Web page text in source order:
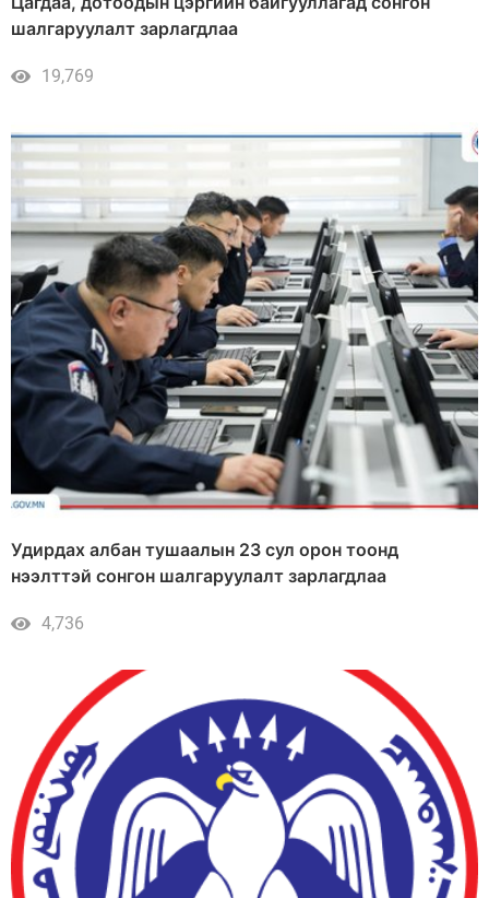
шалгаруулалт зарлагдлаа
19,769
Удирдах албан тушаалын 23 сул орон тоонд
нээлттэй сонгон шалгаруулалт зарлагдлаа
4,736